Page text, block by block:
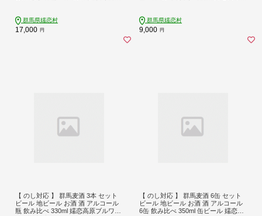
群馬県嬬恋村
17,000 円
群馬県嬬恋村
9,000 円
【 のし対応 】 群馬麦酒 3本 セット
ビール 地ビール お酒 酒 アルコール
瓶 飲み比べ 330ml 嬬恋高原ブルワリ
【 のし対応 】 群馬麦酒 6缶 セット
ビール 地ビール お酒 酒 アルコール
6缶 飲み比べ 350ml 缶ビール 嬬恋高